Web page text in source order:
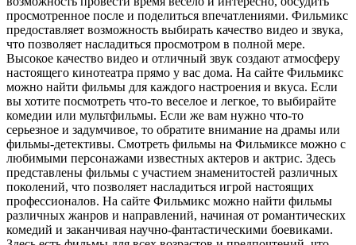
просмотренное после и поделиться впечатлениями. Фильмикс
предоставляет возможность выбирать качество видео и звука,
что позволяет насладиться просмотром в полной мере.
Высокое качество видео и отличный звук создают атмосферу
настоящего кинотеатра прямо у вас дома. На сайте Фильмикс
можно найти фильмы для каждого настроения и вкуса. Если
вы хотите посмотреть что-то веселое и легкое, то выбирайте
комедии или мультфильмы. Если же вам нужно что-то
серьезное и задумчивое, то обратите внимание на драмы или
фильмы-детективы. Смотреть фильмы на Фильмиксе можно с
любимыми персонажами известных актеров и актрис. Здесь
представлены фильмы с участием знаменитостей различных
поколений, что позволяет насладиться игрой настоящих
профессионалов. На сайте Фильмикс можно найти фильмы
различных жанров и направлений, начиная от романтических
комедий и заканчивая научно-фантастическими боевиками.